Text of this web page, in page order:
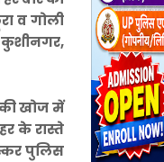
व गोली
कुशीनगर,
खोज में
के रास्ते
पुलिस